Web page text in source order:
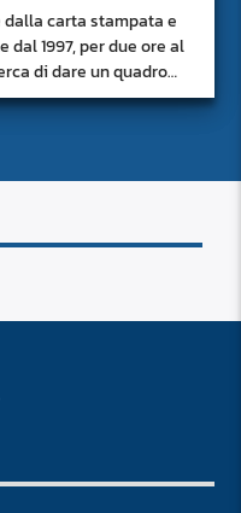
carta stampata e
dal 1997, per due ore al
di dare un quadro
senza fermarsi alla